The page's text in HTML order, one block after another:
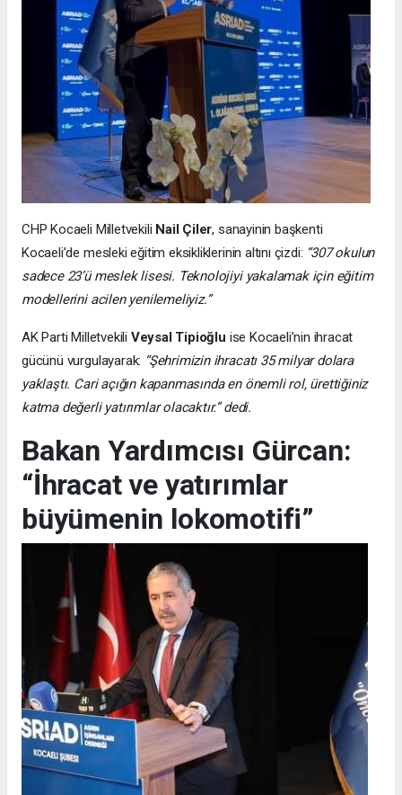
CHP Kocaeli Milletvekili Nail Çiler, sanayinin başkenti
Kocaeli’de mesleki eğitim eksikliklerinin altını çizdi: “307 okulun
sadece 23’ü meslek lisesi. Teknolojiyi yakalamak için eğitim
modellerini acilen yenilemeliyiz.”
AK Parti Milletvekili Veysal Tipioğlu ise Kocaeli’nin ihracat
gücünü vurgulayarak: “Şehrimizin ihracatı 35 milyar dolara
yaklaştı. Cari açığın kapanmasında en önemli rol, ürettiğiniz
katma değerli yatırımlar olacaktır.” dedi.
Bakan Yardımcısı Gürcan:
“İhracat ve yatırımlar
büyümenin lokomotifi”